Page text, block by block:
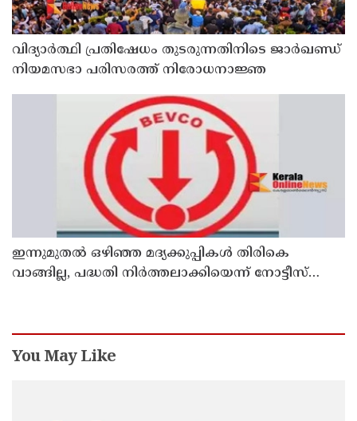
വിദ്യാര്‍ത്ഥി പ്രതിഷേധം തുടരുന്നതിനിടെ ജാര്‍ഖണ്ഡ്
നിയമസഭാ പരിസരത്ത് നിരോധനാജ്ഞ
ഇന്നുമുതല്‍ ഒഴിഞ്ഞ മദ്യക്കുപ്പികള്‍ തിരികെ
വാങ്ങില്ല, പദ്ധതി നിര്‍ത്തലാക്കിയെന്ന് നോട്ടീസ്
You May Like